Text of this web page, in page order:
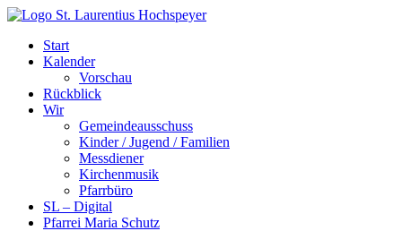
Zum
springenStart
Kalender
Vorschau
Rückblick
Wir
Gemeindeausschuss
Kinder / Jugend / Familien
Messdiener
Kirchenmusik
Pfarrbüro
SL – Digital
Pfarrei Maria Schutz